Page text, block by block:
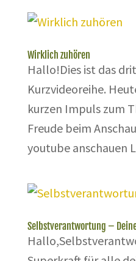
Wirklich zuhören
Hallo!Dies ist das
Kurzvideoreihe.
kurzen Impuls zum
Freude beim
youtube anschauen
Selbstverantwortung –